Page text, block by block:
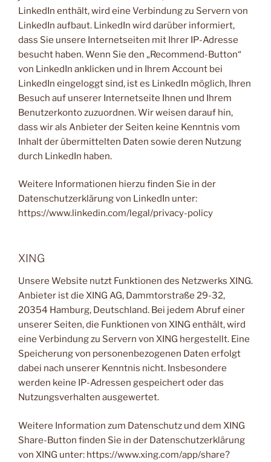
LinkedIn enthält, wird eine Verbindung zu Servern von
LinkedIn aufbaut. LinkedIn wird darüber informiert,
dass Sie unsere Internetseiten mit Ihrer IP-Adresse
besucht haben. Wenn Sie den „Recommend-Button“
von LinkedIn anklicken und in Ihrem Account bei
LinkedIn eingeloggt sind, ist es LinkedIn möglich, Ihren
Besuch auf unserer Internetseite Ihnen und Ihrem
Benutzerkonto zuzuordnen. Wir weisen darauf hin,
dass wir als Anbieter der Seiten keine Kenntnis vom
Inhalt der übermittelten Daten sowie deren Nutzung
durch LinkedIn haben.
Weitere Informationen hierzu finden Sie in der
Datenschutzerklärung von LinkedIn unter:
https://www.linkedin.com/legal/privacy-policy
XING
Unsere Website nutzt Funktionen des Netzwerks XING.
Anbieter ist die XING AG, Dammtorstraße 29-32,
20354 Hamburg, Deutschland. Bei jedem Abruf einer
unserer Seiten, die Funktionen von XING enthält, wird
eine Verbindung zu Servern von XING hergestellt. Eine
Speicherung von personenbezogenen Daten erfolgt
dabei nach unserer Kenntnis nicht. Insbesondere
werden keine IP-Adressen gespeichert oder das
Nutzungsverhalten ausgewertet.
Weitere Information zum Datenschutz und dem XING
Share-Button finden Sie in der Datenschutzerklärung
von XING unter: https://www.xing.com/app/share?